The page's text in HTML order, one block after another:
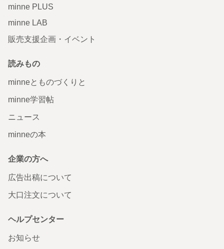
minne PLUS
minne LAB
販売支援企画・イベント
読みもの
minneとものづくりと
minne学習帖
ニュース
minneの本
企業の方へ
広告出稿について
大口注文について
ヘルプセンター
お知らせ